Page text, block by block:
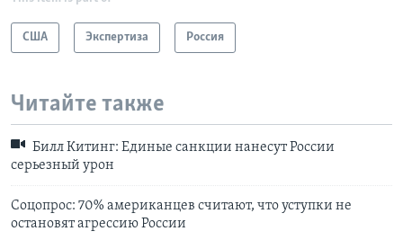
США Экспертиза Россия
Читайте также
Билл Китинг: Единые санкции нанесут России
серьезный урон
Соцопрос: 70% американцев считают, что уступки не
остановят агрессию России